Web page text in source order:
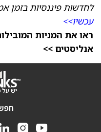
לחדשות פיננסיות
עכשיו>>
ראו את המניות
אנליסטים >>